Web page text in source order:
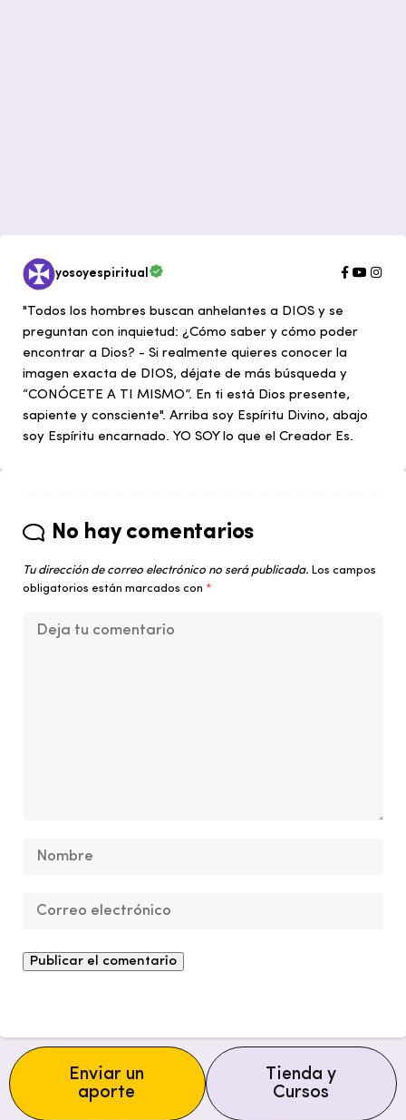
yosoyespiritual
"Todos los hombres buscan anhelantes a DIOS y se
preguntan con inquietud: ¿Cómo saber y cómo poder
encontrar a Dios? - Si realmente quieres conocer la
imagen exacta de DIOS, déjate de más búsqueda y
“CONÓCETE A TI MISMO”. En ti está Dios presente,
sapiente y consciente". Arriba soy Espíritu Divino, abajo
soy Espíritu encarnado. YO SOY lo que el Creador Es.
No hay comentarios
Tu dirección de correo electrónico no será publicada. Los campos
obligatorios están marcados con *
Enviar un
aporte
Tienda y
Cursos